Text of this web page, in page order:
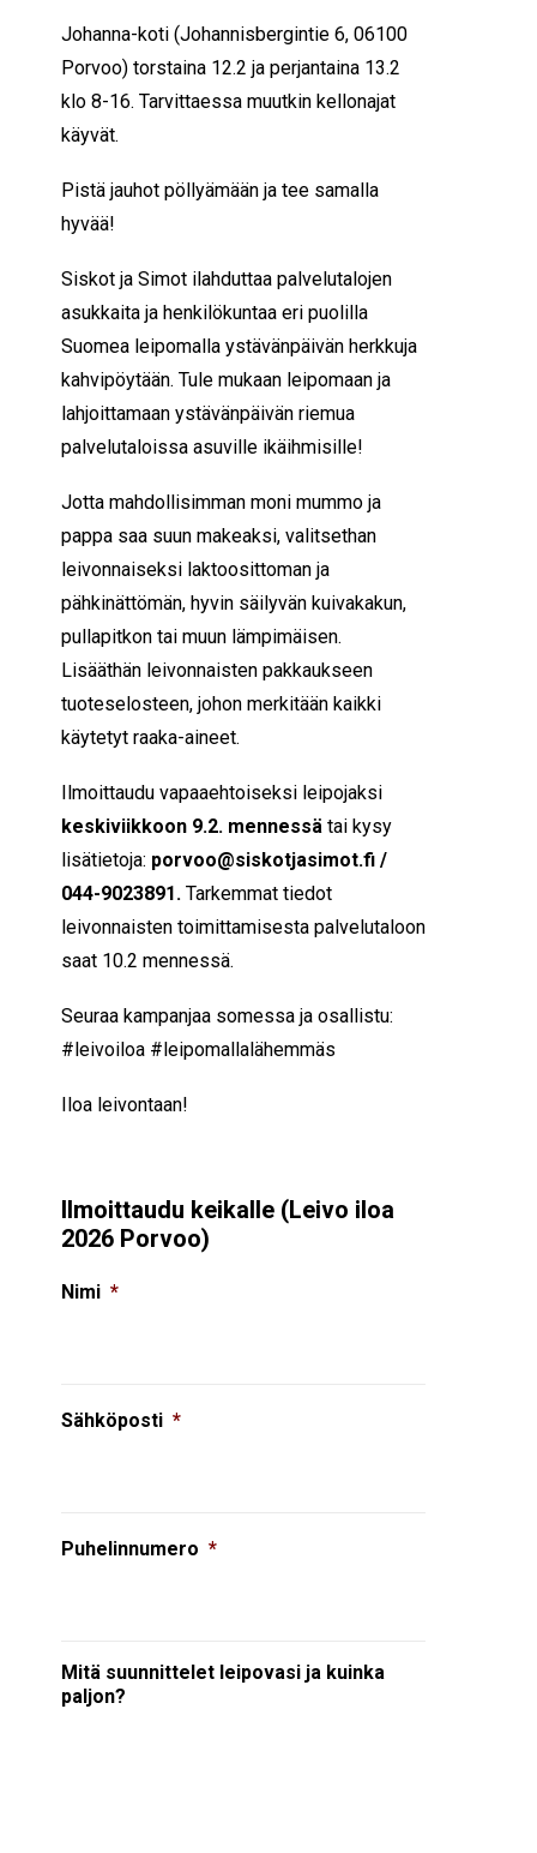
Johanna-koti (Johannisbergintie 6, 06100
Porvoo) torstaina 12.2 ja perjantaina 13.2
klo 8-16. Tarvittaessa muutkin kellonajat
käyvät.
Pistä jauhot pöllyämään ja tee samalla
hyvää!
Siskot ja Simot ilahduttaa palvelutalojen
asukkaita ja henkilökuntaa eri puolilla
Suomea leipomalla ystävänpäivän herkkuja
kahvipöytään. Tule mukaan leipomaan ja
lahjoittamaan ystävänpäivän riemua
palvelutaloissa asuville ikäihmisille!
Jotta mahdollisimman moni mummo ja
pappa saa suun makeaksi, valitsethan
leivonnaiseksi laktoosittoman ja
pähkinättömän, hyvin säilyvän kuivakakun,
pullapitkon tai muun lämpimäisen.
Lisääthän leivonnaisten pakkaukseen
tuoteselosteen, johon merkitään kaikki
käytetyt raaka-aineet.
Ilmoittaudu vapaaehtoiseksi leipojaksi
keskiviikkoon 9.2. mennessä tai kysy
lisätietoja: porvoo@siskotjasimot.fi /
044-9023891. Tarkemmat tiedot
leivonnaisten toimittamisesta palvelutaloon
saat 10.2 mennessä.
Seuraa kampanjaa somessa ja osallistu:
#leivoiloa #leipomallalähemmäs
Iloa leivontaan!
Ilmoittaudu keikalle (Leivo iloa
2026 Porvoo)
Nimi *
Sähköposti *
Puhelinnumero *
Mitä suunnittelet leipovasi ja kuinka
paljon?